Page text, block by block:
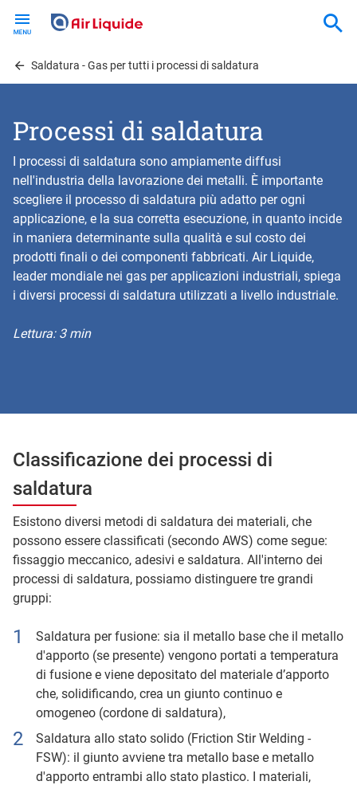
contentSaldatura - Gas per tutti i processi di saldatura
Processi di saldatura
I processi di saldatura sono ampiamente diffusi
nell'industria della lavorazione dei metalli. È importante
scegliere il processo di saldatura più adatto per ogni
applicazione, e la sua corretta esecuzione, in quanto incide
in maniera determinante sulla qualità e sul costo dei
prodotti finali o dei componenti fabbricati. Air Liquide,
leader mondiale nei gas per applicazioni industriali, spiega
i diversi processi di saldatura utilizzati a livello industriale.
Lettura: 3 min
Classificazione dei processi di
saldatura
Esistono diversi metodi di saldatura dei materiali, che
possono essere classificati (secondo AWS) come segue:
fissaggio meccanico, adesivi e saldatura. All'interno dei
processi di saldatura, possiamo distinguere tre grandi
gruppi:
Saldatura per fusione: sia il metallo base che il metallo
d'apporto (se presente) vengono portati a temperatura
di fusione e viene depositato del materiale d’apporto
che, solidificando, crea un giunto continuo e
omogeneo (cordone di saldatura),
Saldatura allo stato solido (Friction Stir Welding -
FSW): il giunto avviene tra metallo base e metallo
d'apporto entrambi allo stato plastico. I materiali,